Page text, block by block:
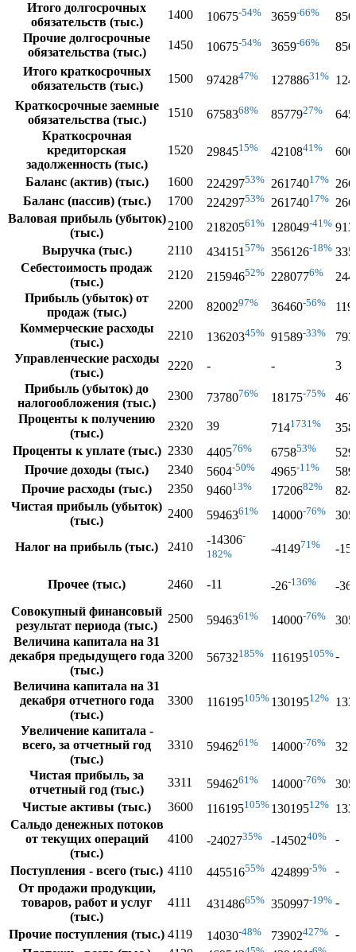
Итого долгосрочных
обязательств (тыс.)
1400 10675-54% 3659-66%
Прочие долгосрочные
обязательства (тыс.)
1450 10675-54% 3659-66%
Итого краткосрочных
обязательств (тыс.)
1500 9742847% 12788631%
Краткосрочные заемные
обязательства (тыс.)
1510 6758368% 8577927%
Краткосрочная
кредиторская
задолженность (тыс.)
1520 2984515% 4210841%
Баланс (актив) (тыс.) 1600 22429753% 26174017%
Баланс (пассив) (тыс.)
1700 22429753% 26174017%
Валовая прибыль (убыток)
(тыс.)
2100 21820561% 128049-41%
Выручка (тыс.)
2110 434151 57% 356126-18%
Себестоимость продаж
(тыс.)
2120 21594652% 2280776%
Прибыль (убыток) от
продаж (тыс.)
2200 8200297% 36460-56%
Коммерческие расходы
(тыс.)
2210 13620345% 91589-33%
Управленческие расходы
(тыс.)
2220 - -
3
Прибыль (убыток) до
налогообложения (тыс.)
2300 7378076% 18175-75%
Проценты к получению
(тыс.)
2320 39 7141731% 358
Проценты к уплате (тыс.) 2330 440576% 675853%
Прочие доходы (тыс.)
2340 5604-50% 4965-11%
Прочие расходы (тыс.)
2350 946013% 1720682%
Чистая прибыль (убыток)
(тыс.)
2400 5946361% 14000-76%
Налог на прибыль (тыс.) 2410
-14306-
182%
-414971% -
Прочее (тыс.) 2460 -11 -26-136% -36
Совокупный финансовый
результат периода (тыс.)
2500 5946361% 14000-76%
Величина капитала на 31
декабря предыдущего года
(тыс.)
3200 56732185% 116195105%-
Величина капитала на 31
декабря отчетного года
(тыс.)
3300 116195105% 13019512%
Увеличение капитала -
всего, за отчетный год
(тыс.)
3310 5946261% 14000-76%
Чистая прибыль, за
отчетный год (тыс.)
3311 5946261% 14000-76%
Чистые активы (тыс.)
3600 116195105% 13019512%
Сальдо денежных потоков
от текущих операций
(тыс.)
4100 -2402735% -1450240% -
Поступления - всего (тыс.) 4110 44551655% 424899-5%
-
От продажи продукции,
товаров, работ и услуг
(тыс.)
4111 43148665% 350997-19% -
Прочие поступления (тыс.) 4119 14030-48% 73902427% -